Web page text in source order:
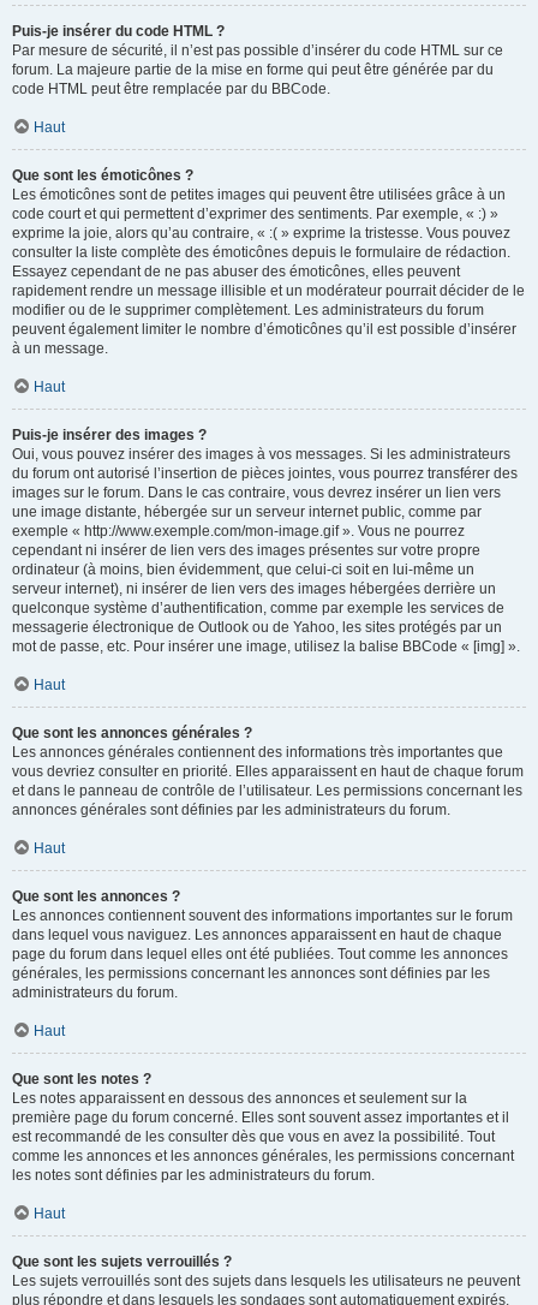
Puis-je insérer du code HTML ?
Par mesure de sécurité, il n’est pas possible d’insérer du code HTML sur ce
forum. La majeure partie de la mise en forme qui peut être générée par du
code HTML peut être remplacée par du BBCode.
Haut
Que sont les émoticônes ?
Les émoticônes sont de petites images qui peuvent être utilisées grâce à un
code court et qui permettent d’exprimer des sentiments. Par exemple, « :) »
exprime la joie, alors qu’au contraire, « :( » exprime la tristesse. Vous pouvez
consulter la liste complète des émoticônes depuis le formulaire de rédaction.
Essayez cependant de ne pas abuser des émoticônes, elles peuvent
rapidement rendre un message illisible et un modérateur pourrait décider de le
modifier ou de le supprimer complètement. Les administrateurs du forum
peuvent également limiter le nombre d’émoticônes qu’il est possible d’insérer
à un message.
Haut
Puis-je insérer des images ?
Oui, vous pouvez insérer des images à vos messages. Si les administrateurs
du forum ont autorisé l’insertion de pièces jointes, vous pourrez transférer des
images sur le forum. Dans le cas contraire, vous devrez insérer un lien vers
une image distante, hébergée sur un serveur internet public, comme par
exemple « http://www.exemple.com/mon-image.gif ». Vous ne pourrez
cependant ni insérer de lien vers des images présentes sur votre propre
ordinateur (à moins, bien évidemment, que celui-ci soit en lui-même un
serveur internet), ni insérer de lien vers des images hébergées derrière un
quelconque système d’authentification, comme par exemple les services de
messagerie électronique de Outlook ou de Yahoo, les sites protégés par un
mot de passe, etc. Pour insérer une image, utilisez la balise BBCode « [img] ».
Haut
Que sont les annonces générales ?
Les annonces générales contiennent des informations très importantes que
vous devriez consulter en priorité. Elles apparaissent en haut de chaque forum
et dans le panneau de contrôle de l’utilisateur. Les permissions concernant les
annonces générales sont définies par les administrateurs du forum.
Haut
Que sont les annonces ?
Les annonces contiennent souvent des informations importantes sur le forum
dans lequel vous naviguez. Les annonces apparaissent en haut de chaque
page du forum dans lequel elles ont été publiées. Tout comme les annonces
générales, les permissions concernant les annonces sont définies par les
administrateurs du forum.
Haut
Que sont les notes ?
Les notes apparaissent en dessous des annonces et seulement sur la
première page du forum concerné. Elles sont souvent assez importantes et il
est recommandé de les consulter dès que vous en avez la possibilité. Tout
comme les annonces et les annonces générales, les permissions concernant
les notes sont définies par les administrateurs du forum.
Haut
Que sont les sujets verrouillés ?
Les sujets verrouillés sont des sujets dans lesquels les utilisateurs ne peuvent
plus répondre et dans lesquels les sondages sont automatiquement expirés.